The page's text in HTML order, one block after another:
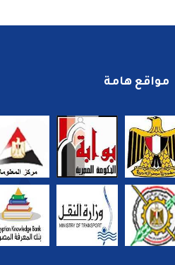
مواقع هامة